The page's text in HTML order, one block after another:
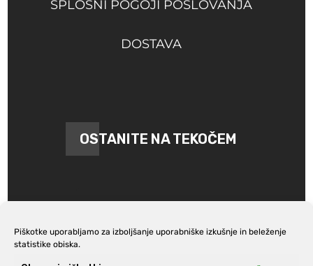
Piškotke uporabljamo za izboljšanje uporabniške izkušnje in beleženje
statistike obiska.
SPLOŠNI POGOJI POSLOVANJA
DOSTAVA
OSTANITE NA TEKOČEM